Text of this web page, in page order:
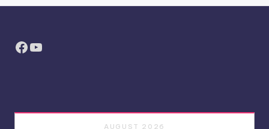
Facebook
YouTube
AUGUST 2026